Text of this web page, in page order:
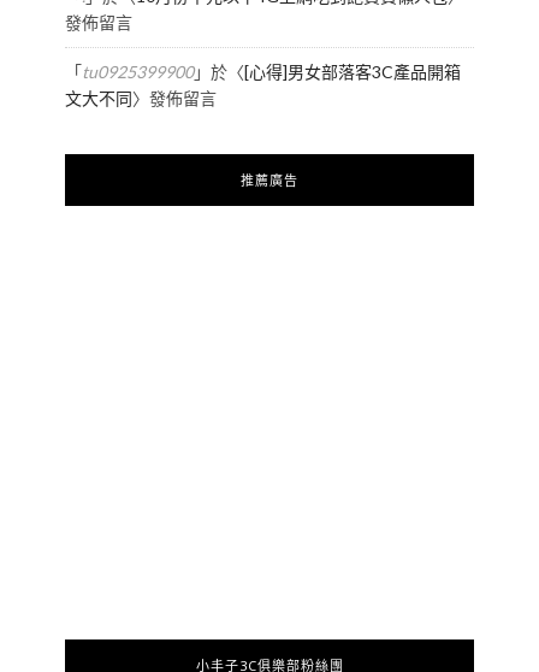
發佈留言
「tu0925399900」於〈[心得]男女部落客3C產品開箱
文大不同〉發佈留言
推薦廣告
小丰子3C俱樂部粉絲團